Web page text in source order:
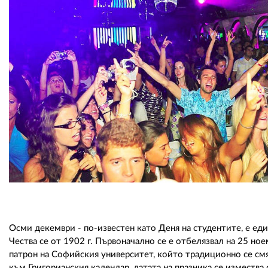
Осми декември - по-известен като Деня на студентите, е
Чества се от 1902 г. Първоначално се е отбелязвал на 25
патрон на Софийския университет, който традиционно се